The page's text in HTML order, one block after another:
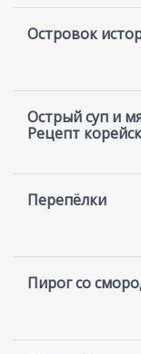
Островок
Острый суп и
Рецепт
Перепёлки
Пирог со